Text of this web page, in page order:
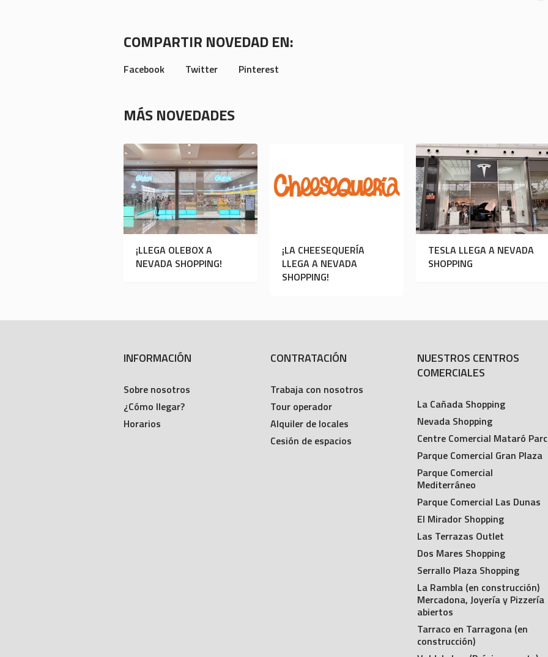
COMPARTIR NOVEDAD EN:
Facebook Twitter Pinterest
MÁS NOVEDADES
¡LLEGA OLEBOX A
NEVADA SHOPPING!
¡LA CHEESEQUERÍA
LLEGA A NEVADA
SHOPPING!
TESLA LLEGA A NEVADA
SHOPPING
INFORMACIÓN
Sobre nosotros
¿Cómo llegar?
Horarios
CONTRATACIÓN
Trabaja con nosotros
Tour operador
Alquiler de locales
Cesión de espacios
NUESTROS CENTROS
COMERCIALES
La Cañada Shopping
Nevada Shopping
Centre Comercial Mataró Parc
Parque Comercial Gran Plaza
Parque Comercial
Mediterráneo
Parque Comercial Las Dunas
El Mirador Shopping
Las Terrazas Outlet
Dos Mares Shopping
Serrallo Plaza Shopping
La Rambla (en construcción)
Mercadona, Joyería y Pizzería
abiertos
Tarraco en Tarragona (en
construcción)